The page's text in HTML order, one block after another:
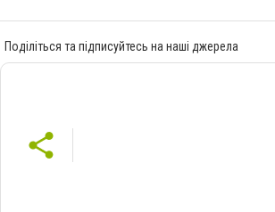
Поділіться та підписуйтесь на наші джерела